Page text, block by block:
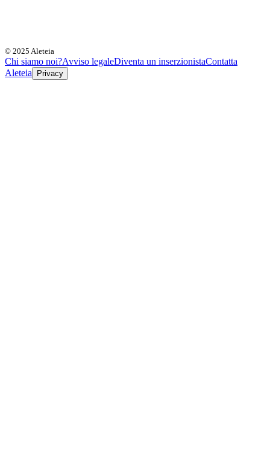
© 2025 Aleteia
Chi siamo noi?Avviso legaleDiventa un inserzionistaContatta
Aleteia
Privacy